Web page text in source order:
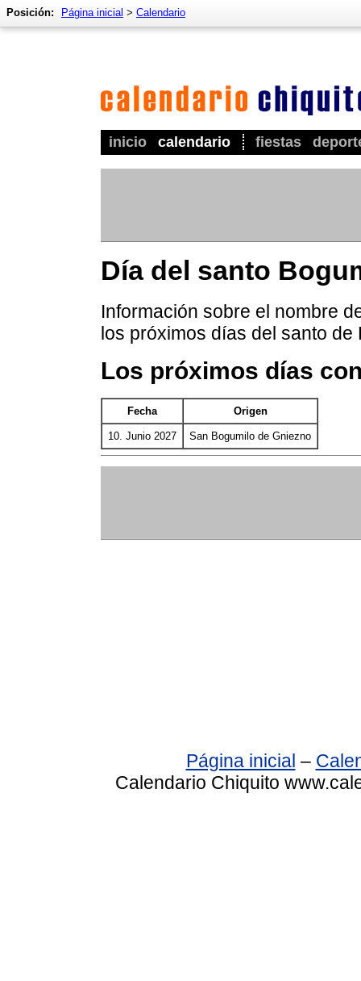
inicio calendario fiestas
Posición: Página inicial > Calendario
Día del santo
Información sobre el nombre
los próximos días del santo de
Los próximos días
Fecha Origen
10. Junio 2027 San Bogumilo de Gniezno
Página inicial –
Calendario Chiquito